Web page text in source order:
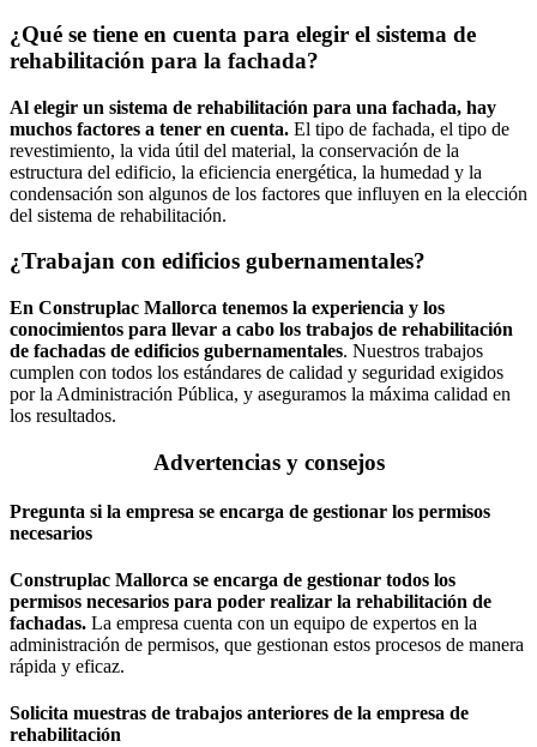
¿Qué se tiene en cuenta para elegir el sistema de
rehabilitación para la fachada?
Al elegir un sistema de rehabilitación para una fachada, hay
muchos factores a tener en cuenta. El tipo de fachada, el tipo de
revestimiento, la vida útil del material, la conservación de la
estructura del edificio, la eficiencia energética, la humedad y la
condensación son algunos de los factores que influyen en la elección
del sistema de rehabilitación.
¿Trabajan con edificios gubernamentales?
En Construplac Mallorca tenemos la experiencia y los
conocimientos para llevar a cabo los trabajos de rehabilitación
de fachadas de edificios gubernamentales. Nuestros trabajos
cumplen con todos los estándares de calidad y seguridad exigidos
por la Administración Pública, y aseguramos la máxima calidad en
los resultados.
Advertencias y consejos
Pregunta si la empresa se encarga de gestionar los permisos
necesarios
Construplac Mallorca se encarga de gestionar todos los
permisos necesarios para poder realizar la rehabilitación de
fachadas. La empresa cuenta con un equipo de expertos en la
administración de permisos, que gestionan estos procesos de manera
rápida y eficaz.
Solicita muestras de trabajos anteriores de la empresa de
rehabilitación